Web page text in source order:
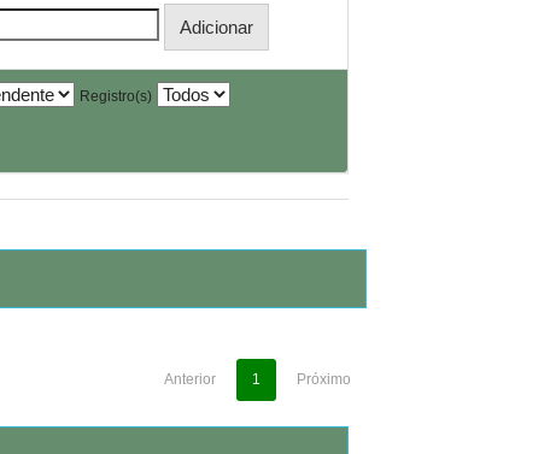
Registro(s)
Anterior 1 Próximo